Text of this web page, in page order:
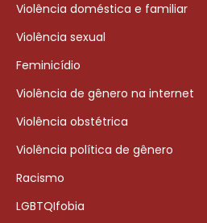
Violência doméstica e familiar
Violência sexual
Feminicídio
Violência de gênero na internet
Violência obstétrica
Violência política de gênero
Racismo
LGBTQIfobia